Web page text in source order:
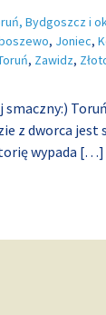
Bydgoszcz i
, Joniec,
, Zawidz,
z dworca jest
wypada […]